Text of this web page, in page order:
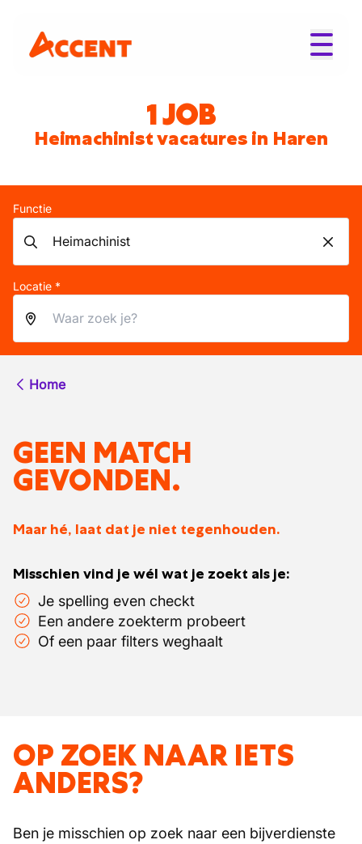
1 JOB
Heimachinist vacatures in Haren
Functie
Locatie *
Home
GEEN MATCH
GEVONDEN.
Maar hé, laat dat je niet tegenhouden.
Misschien vind je wél wat je zoekt als je:
Je spelling even checkt
Een andere zoekterm probeert
Of een paar filters weghaalt
OP ZOEK NAAR IETS
ANDERS?
Ben je misschien op zoek naar een bijverdienste